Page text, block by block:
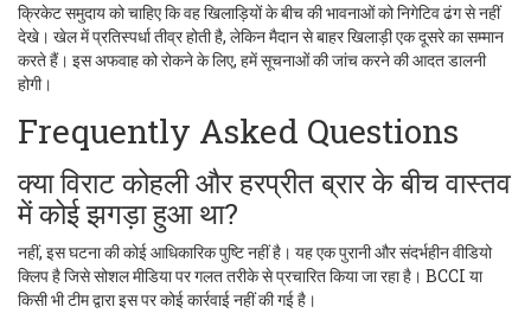
क्रिकेट समुदाय को चाहिए कि वह खिलाड़ियों के बीच की भावनाओं को निगेटिव ढंग से नहीं
देखे। खेल में प्रतिस्पर्धा तीव्र होती है, लेकिन मैदान से बाहर खिलाड़ी एक दूसरे का सम्मान
करते हैं। इस अफवाह को रोकने के लिए, हमें सूचनाओं की जांच करने की आदत डालनी
होगी।
Frequently Asked Questions
क्या विराट कोहली और हरप्रीत ब्रार के बीच वास्तव
में कोई झगड़ा हुआ था?
नहीं, इस घटना की कोई आधिकारिक पुष्टि नहीं है। यह एक पुरानी और संदर्भहीन वीडियो
क्लिप है जिसे सोशल मीडिया पर गलत तरीके से प्रचारित किया जा रहा है। BCCI या
किसी भी टीम द्वारा इस पर कोई कार्रवाई नहीं की गई है।